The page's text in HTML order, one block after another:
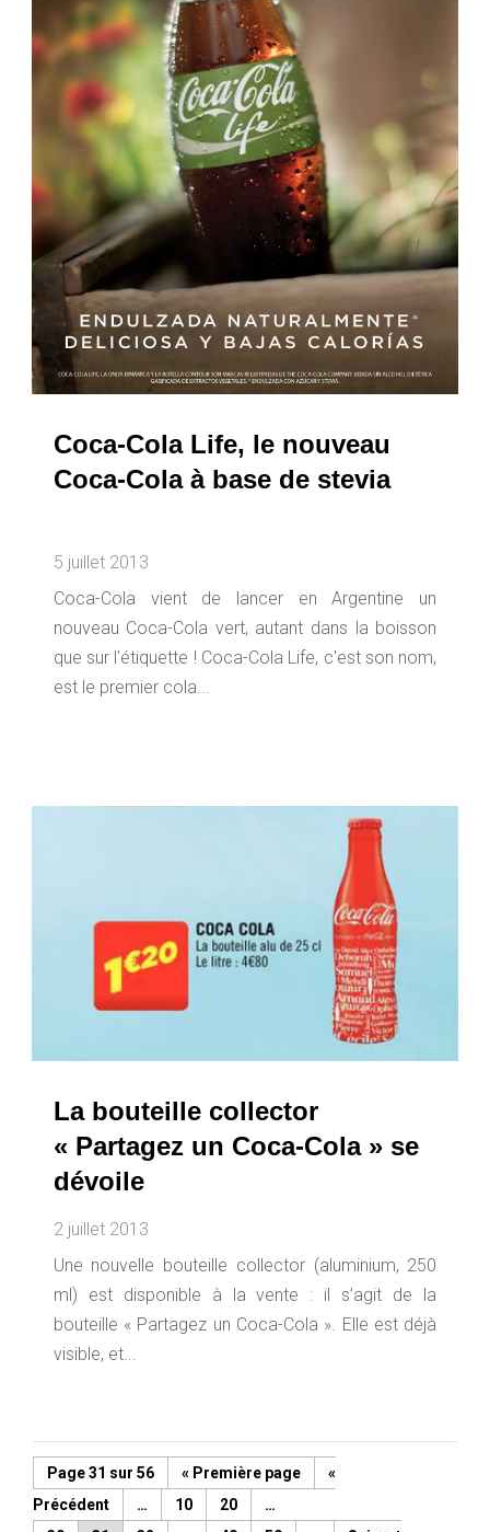
Coca-Cola Life, le nouveau
Coca-Cola à base de stevia
5 juillet 2013
Coca-Cola vient de lancer en Argentine un
nouveau Coca-Cola vert, autant dans la boisson
que sur l'étiquette ! Coca-Cola Life, c'est son nom,
est le premier cola...
La bouteille collector
« Partagez un Coca-Cola » se
dévoile
2 juillet 2013
Une nouvelle bouteille collector (aluminium, 250
ml) est disponible à la vente : il s’agit de la
bouteille « Partagez un Coca-Cola ». Elle est déjà
visible, et...
Page 31 sur 56 « Première page
«
…
10 20
…